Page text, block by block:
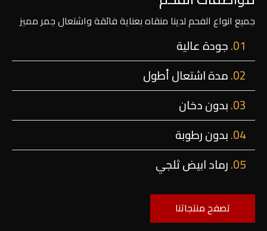
جميع انواع الفحم لدينا منقاه بعناية فائقة واشتعال جمر مميز
01.جودة عالية
02.مدة اشتعال أطول
03.بدون دخان
04.بدون رطوبة
05.رماد ابيض ثلجي
تصفح منتجاتنا